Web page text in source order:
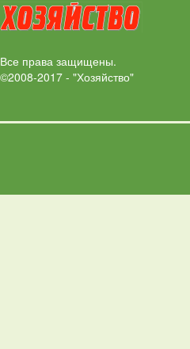
Все права защищены.
©2008-2017 - "Хозяйство"